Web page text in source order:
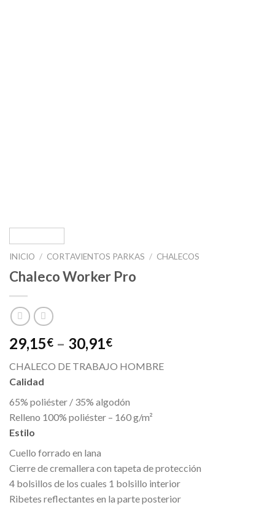
INICIO / CORTAVIENTOS PARKAS / CHALECOS
Chaleco Worker Pro
29,15€ – 30,91€
CHALECO DE TRABAJO HOMBRE
Calidad
65% poliéster / 35% algodón
Relleno 100% poliéster – 160 g/m²
Estilo
Cuello forrado en lana
Cierre de cremallera con tapeta de protección
4 bolsillos de los cuales 1 bolsillo interior
Ribetes reflectantes en la parte posterior